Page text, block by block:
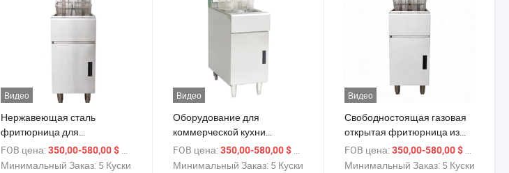
Видео
Нержавеющая сталь
фритюрница для
картофеля, арахис, закуски
FOB цена: 350,00-580,00 $ / шт.
Минимальный Заказ: 5 Куски
Видео
Оборудование для
коммерческой кухни
Фритюрница для магазина
жареной курицы
FOB цена: 350,00-580,00 $ / шт.
Минимальный Заказ: 5 Куски
Видео
Свободностоящая газовая
открытая фритюрница из
нержавеющей стали
FOB цена: 350,00-580,00 $ / шт.
Минимальный Заказ: 5 Куски